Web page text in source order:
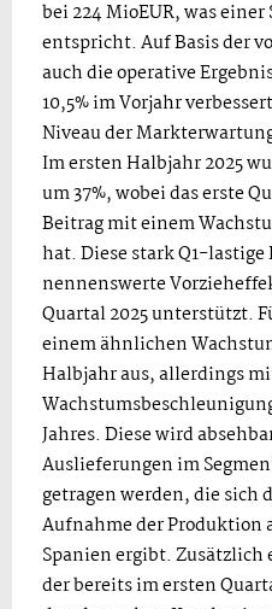
bei 224 MioEUR, was
entspricht. Auf Basis der
auch die operative
10,5% im Vorjahr
Niveau der
Im ersten Halbjahr 2025
um 37%, wobei das erste
Beitrag mit einem
hat. Diese stark Q1-
nennenswerte
Quartal 2025 unterstützt.
einem ähnlichen
Halbjahr aus, allerdings
Jahres. Diese wird
Auslieferungen im
getragen werden, die
Aufnahme der Produktion
Spanien ergibt.
der bereits im ersten